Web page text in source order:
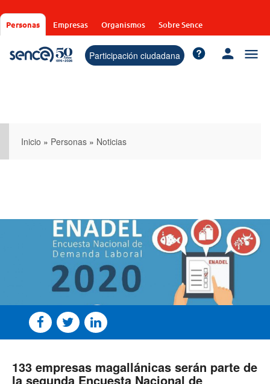
al
contenido
Personas Empresas Organismos Sobre Sence
Participación ciudadana
Inicio » Personas » Noticias
133 empresas magallánicas serán parte de
la segunda Encuesta Nacional de